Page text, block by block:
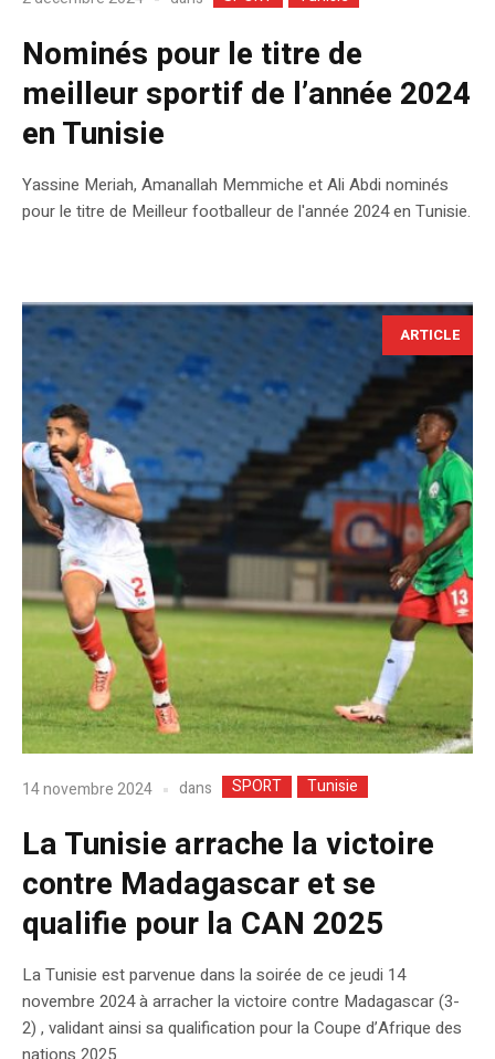
Nominés pour le titre de
meilleur sportif de l’année 2024
en Tunisie
Yassine Meriah, Amanallah Memmiche et Ali Abdi nominés
pour le titre de Meilleur footballeur de l'année 2024 en Tunisie.
ARTICLE
14 novembre 2024 dans SPORT Tunisie
La Tunisie arrache la victoire
contre Madagascar et se
qualifie pour la CAN 2025
La Tunisie est parvenue dans la soirée de ce jeudi 14
novembre 2024 à arracher la victoire contre Madagascar (3-
2) , validant ainsi sa qualification pour la Coupe d’Afrique des